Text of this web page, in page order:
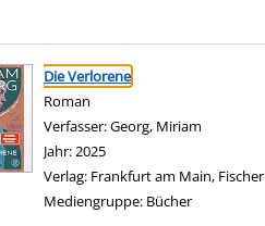
anzeigen
springen
Die Verlorene
Roman
Verfasser:Georg, Miriam
Jahr:2025
Verlag: Frankfurt am Main, Fischer
Mediengruppe: Bücher